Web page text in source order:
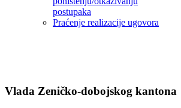
postupaka
Praćenje realizacije ugovora
Vlada Zeničko-dobojskog kantona